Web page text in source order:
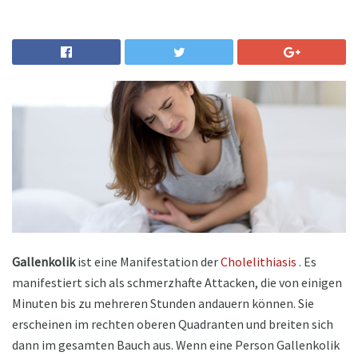
Gallenkolikist eine Manifestation derCholelithiasis . Es
manifestiert sich als schmerzhafte Attacken, die von einigen
Minuten bis zu mehreren Stunden andauern können. Sie
erscheinen im rechten oberen Quadranten und breiten sich
dann im gesamten Bauch aus. Wenn eine Person Gallenkolik